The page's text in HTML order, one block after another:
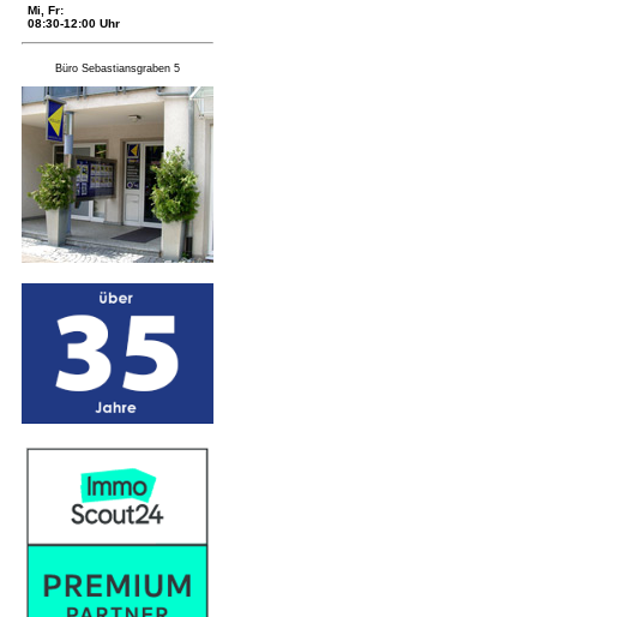
Mi, Fr:
08:30-12:00 Uhr
Büro Sebastiansgraben 5